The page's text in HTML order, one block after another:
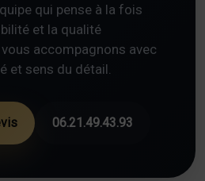
qui pense à la fois
et la qualité
vous accompagnons avec
et sens du détail.
06.21.49.43.93